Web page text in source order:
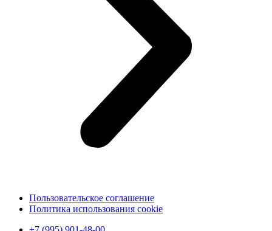
Пользовательское соглашение
Политика использования cookie